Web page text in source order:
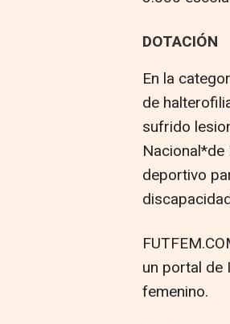
DOTACIÓN
En la
de
sufrido
deportivo
un portal de
femenino.